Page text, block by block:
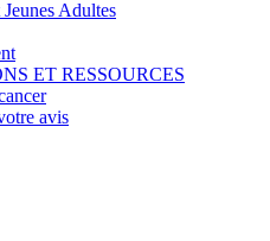
Adultes
ET RESSOURCES
avis